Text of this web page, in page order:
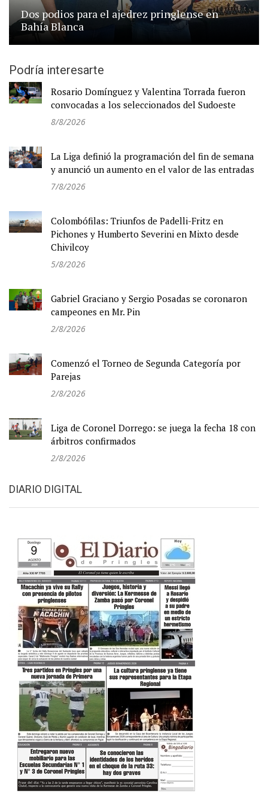
Dos podios para el ajedrez pringlense en
Bahía Blanca
Podría interesarte
Rosario Domínguez y Valentina Torrada fueron
convocadas a los seleccionados del Sudoeste
8/8/2026
La Liga definió la programación del fin de semana
y anunció un aumento en el valor de las entradas
7/8/2026
Colombófilas: Triunfos de Padelli-Fritz en
Pichones y Humberto Severini en Mixto desde
Chivilcoy
5/8/2026
Gabriel Graciano y Sergio Posadas se coronaron
campeones en Mr. Pin
2/8/2026
Comenzó el Torneo de Segunda Categoría por
Parejas
2/8/2026
Liga de Coronel Dorrego: se juega la fecha 18 con
árbitros confirmados
2/8/2026
DIARIO DIGITAL